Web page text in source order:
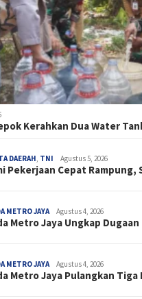
Kerahkan Dua Water
DAERAH, TNI Agustus 5, 2026
Pekerjaan Cepat Rampung,
METRO JAYA Agustus 4, 2026
Metro Jaya Ungkap
METRO JAYA Agustus 4, 2026
Metro Jaya Pulangkan